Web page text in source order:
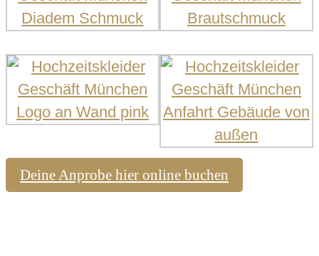
Deine Anprobe hier online buchen